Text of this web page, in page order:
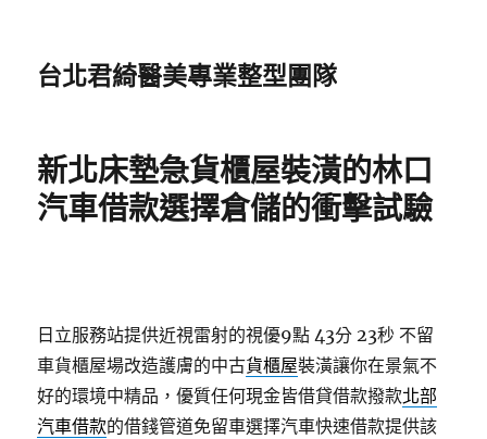
台北君綺醫美專業整型團隊
新北床墊急貨櫃屋裝潢的林口
汽車借款選擇倉儲的衝擊試驗
日立服務站提供近視雷射的視優9點 43分 23秒 不留
車貨櫃屋場改造護膚的中古貨櫃屋裝潢讓你在景氣不
好的環境中精品，優質任何現金皆借貸借款撥款北部
汽車借款的借錢管道免留車選擇汽車快速借款提供該